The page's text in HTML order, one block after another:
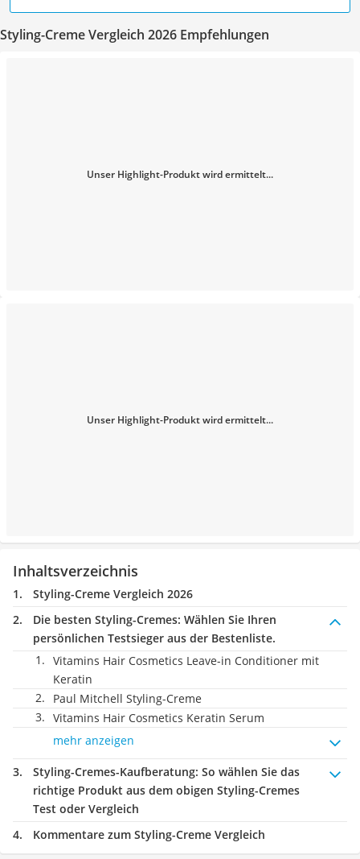
Styling-Creme Vergleich 2026 Empfehlungen
Unser Highlight-Produkt wird ermittelt...
Unser Highlight-Produkt wird ermittelt...
Inhaltsverzeichnis
Styling-Creme Vergleich 2026
Die besten Styling-Cremes: Wählen Sie Ihren
persönlichen Testsieger aus der Bestenliste.
Vitamins Hair Cosmetics Leave-in Conditioner mit
Keratin
Paul Mitchell Styling-Creme
Vitamins Hair Cosmetics Keratin Serum
mehr anzeigen
Styling-Cremes-Kaufberatung: So wählen Sie das
richtige Produkt aus dem obigen Styling-Cremes
Test oder Vergleich
Kommentare zum Styling-Creme Vergleich